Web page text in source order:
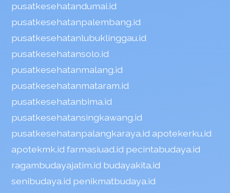
pusatkesehatandumai.id
pusatkesehatanpalembang.id
pusatkesehatanlubuklinggau.id
pusatkesehatansolo.id
pusatkesehatanmalang.id
pusatkesehatanmataram.id
pusatkesehatanbima.id
pusatkesehatansingkawang.id
pusatkesehatanpalangkaraya.id apotekerku.id
apotekmk.id farmasiuad.id pecintabudaya.id
ragambudayajatim.id budayakita.id
senibudaya.id penikmatbudaya.id